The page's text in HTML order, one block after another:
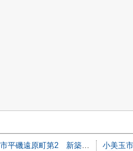
ひたちなか市平磯遠原町第2 新築戸建 3号棟 小美玉